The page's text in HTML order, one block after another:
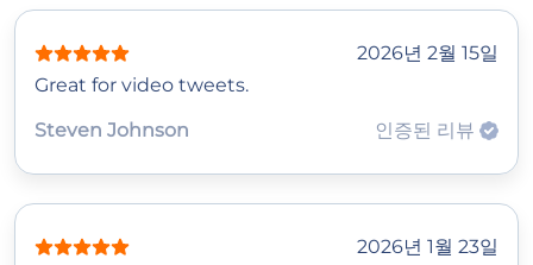
2026년 2월 15일
Great for video tweets.
Steven Johnson
인증된 리뷰
2026년 1월 23일